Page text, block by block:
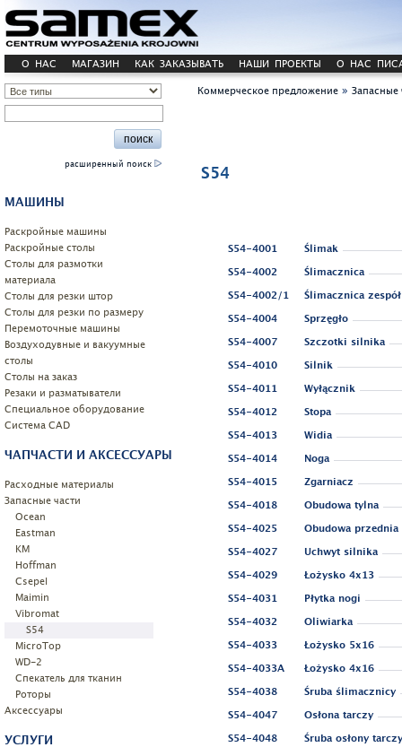
О НАС МАГАЗИН КАК ЗАКАЗЫВАТЬ НАШИ ПРОЕКТЫ О НАС
расширенный поиск
МАШИНЫ
Pаскройные машины
Раскройные столы
Столы для размотки
материала
Cтолы для резки штор
Столы для резки по размеру
Перемоточные машины
Воздуходувные и вакуумные
столы
Столы на заказ
Резаки и разматыватели
Специальное оборудование
Системa CAD
ЧАПЧАСТИ И АКСЕССУАРЫ
Расходные материалы
Запасные части
Ocean
Eastman
KM
Hoffman
Csepel
Maimin
Vibromat
S54
MicroTop
WD-2
Спекатель для тканин
Роторы
Аксессуары
УСЛУГИ
Коммерческое предложение » Запасные
S54
S54-4001
Ślimak
S54-4002
Ślimacznica
S54-4002/1
Ślimacznica zespół
S54-4004
Sprzęgło
S54-4007
Szczotki silnika
S54-4010
Silnik
S54-4011
Wyłącznik
S54-4012
Stopa
S54-4013
Widia
S54-4014
Noga
S54-4015
Zgarniacz
S54-4018
Obudowa tylna
S54-4025
Obudowa przednia
S54-4027
Uchwyt silnika
S54-4029
Łożysko 4x13
S54-4031
Płytka nogi
S54-4032
Oliwiarka
S54-4033
Łożysko 5x16
S54-4033A
Łożysko 4x16
S54-4038
Śruba ślimacznicy
S54-4047
Osłona tarczy
S54-4048
Śruba osłony tarczy